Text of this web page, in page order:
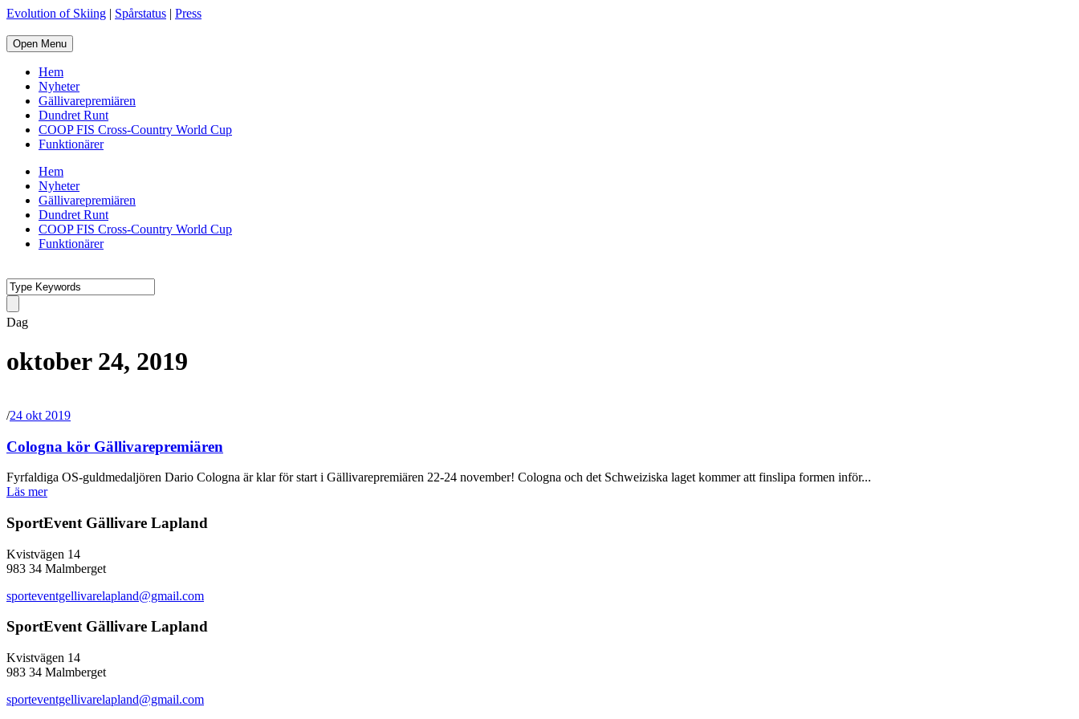
Evolution of Skiing | Spårstatus | Press
Open Menu
Hem
Nyheter
Gällivarepremiären
Dundret Runt
COOP FIS Cross-Country World Cup
Funktionärer
Hem
Nyheter
Gällivarepremiären
Dundret Runt
COOP FIS Cross-Country World Cup
Funktionärer
Dag
oktober 24, 2019
/24 okt 2019
Cologna kör Gällivarepremiären
Fyrfaldiga OS-guldmedaljören Dario Cologna är klar för start i Gällivarepremiären 22-24 november! Cologna och det Schweiziska laget kommer att finslipa formen inför...
Läs mer
SportEvent Gällivare Lapland
Kvistvägen 14
983 34 Malmberget
sporteventgellivarelapland@gmail.com
SportEvent Gällivare Lapland
Kvistvägen 14
983 34 Malmberget
sporteventgellivarelapland@gmail.com